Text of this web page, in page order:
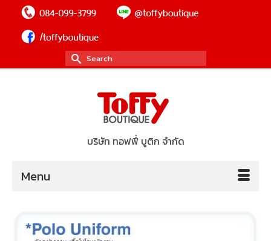
Search
for:
บริษัท ทอฟฟี่ บูติก จำกัด
Menu